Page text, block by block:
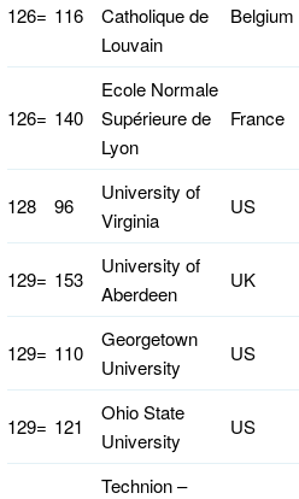
126= 116
Catholique de
Louvain
Belgium
126= 140
Ecole Normale
Supérieure de
Lyon
France
128 96
University of
Virginia
US
129= 153
University of
Aberdeen
UK
129= 110
Georgetown
University
US
129= 121
Ohio State
University
US
Technion –